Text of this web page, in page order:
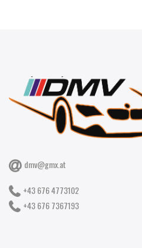
dmv@gmx.at
+43 676 4773102
+43 676 7367193